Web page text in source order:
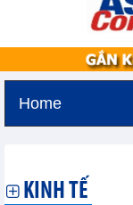
Home
KINH TẾ